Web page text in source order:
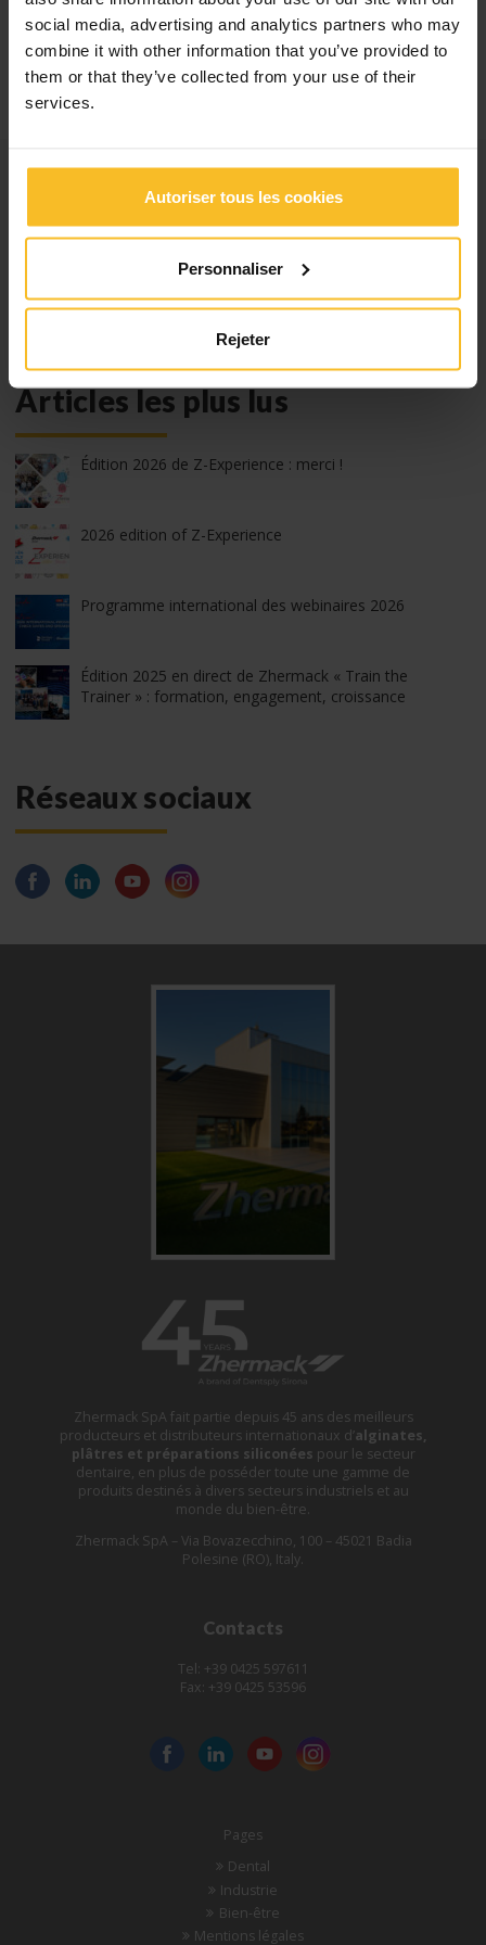
social media, advertising and analytics partners who may
combine it with other information that you’ve provided to
them or that they’ve collected from your use of their
services.
Autoriser tous les cookies
Personnaliser
Rejeter
Catégories
Nouveautés Entreprise
Nouveautés Événements
Salons, Congrès et Cours
Articles les plus lus
Édition 2026 de Z-Experience : merci !
2026 edition of Z-Experience
Programme international des webinaires 2026
Édition 2025 en direct de Zhermack « Train the
Trainer » : formation, engagement, croissance
Réseaux sociaux
Zhermack SpA fait partie depuis 45 ans des meilleurs
producteurs et distributeurs internationaux d’alginates,
plâtres et préparations siliconées pour le secteur
dentaire, en plus de posséder toute une gamme de
produits destinés à divers secteurs industriels et au
monde du bien-être.
Zhermack SpA – Via Bovazecchino, 100 – 45021 Badia
Polesine (RO), Italy.
Contacts
Tel: +39 0425 597611
Fax: +39 0425 53596
Pages
Dental
Industrie
Bien-être
Mentions légales